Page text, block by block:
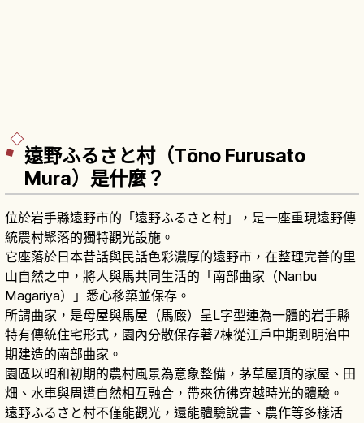
遠野ふるさと村（Tōno Furusato
Mura）是什麼？
位於岩手縣遠野市的「遠野ふるさと村」，是一座重現遠野傳
統農村聚落的獨特觀光設施。
它座落於日本昔話與民話色彩濃厚的遠野市，在整理完善的里
山自然之中，將人與馬共同生活的「南部曲家（Nanbu
Magariya）」悉心移築並保存。
所謂曲家，是母屋與馬屋（馬廄）呈L字型連為一體的岩手縣
特有傳統住宅形式，園內分散保存著7棟從江戶中期到明治中
期建造的南部曲家。
園區以昭和初期的農村風景為意象整備，茅草屋頂的家屋、田
畑、水車與周遭自然相互融合，帶來彷彿穿越時光的體驗。
遠野ふるさと村不僅能觀光，還能體驗說書、農作等多樣活